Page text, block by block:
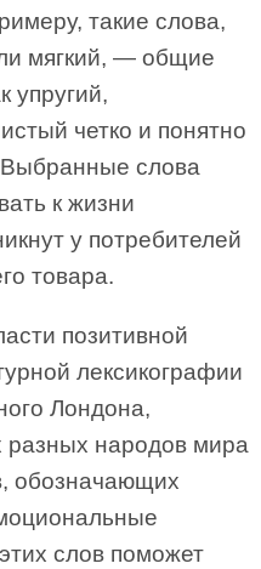
такие слова,
мягкий, — общие
упругий,
четко и понятно
слова
к жизни
у потребителей
товара.
позитивной
лексикографии
Лондона,
разных народов мира
обозначающих
слов поможет